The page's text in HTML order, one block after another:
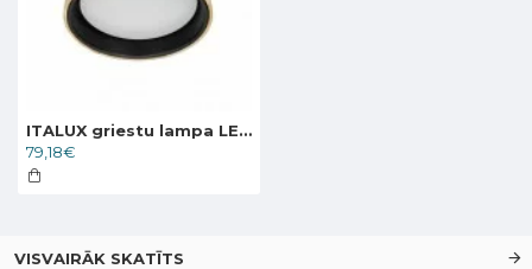
ITALUX griestu lampa LED, 20W, 4000K, 2000lm, Campelo PLF-4350-20W-WD-BK-4K
79,18€
VISVAIRĀK SKATĪTS